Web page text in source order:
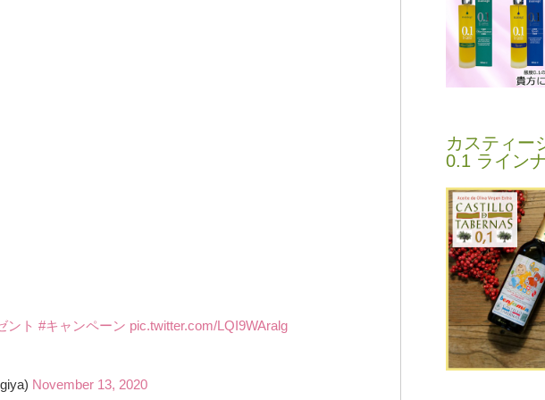
ント #キャンペーン pic.twitter.com/LQI9WAralg
November 13, 2020
カスティー
0.1 ライン